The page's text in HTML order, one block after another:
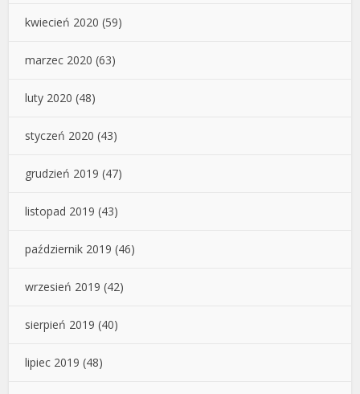
kwiecień 2020 (59)
marzec 2020 (63)
luty 2020 (48)
styczeń 2020 (43)
grudzień 2019 (47)
listopad 2019 (43)
październik 2019 (46)
wrzesień 2019 (42)
sierpień 2019 (40)
lipiec 2019 (48)